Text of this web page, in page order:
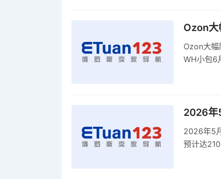
Ozon大
Ozon大
WH小包6
2026年
2026年5
预计达